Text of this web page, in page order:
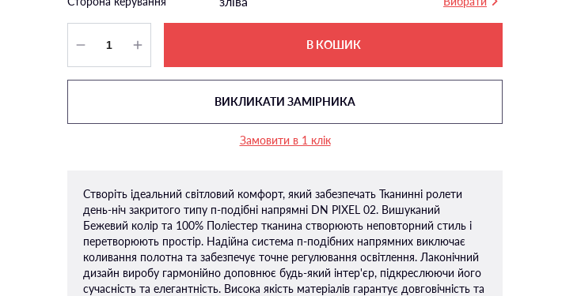
В КОШИК
ВИКЛИКАТИ ЗАМІРНИКА
Замовити в 1 клік
Створіть ідеальний світловий комфорт, який забезпечать Тканинні ролети
день-ніч закритого типу п-подiбні напрямні DN PIXEL 02. Вишуканий
Бежевий колір та 100% Поліестер тканина створюють неповторний стиль і
перетворюють простір. Надійна система п-подібних напрямних виключає
коливання полотна та забезпечує точне регулювання освітлення. Лаконічний
дизайн виробу гармонійно доповнює будь-який інтер'єр, підкреслюючи його
сучасність та елегантність. Висока якість матеріалів гарантує довговічність та